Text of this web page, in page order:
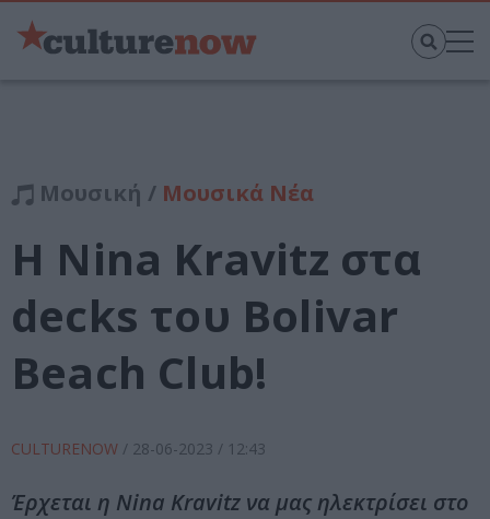
Μουσική / Μουσικά Νέα
Η Nina Kravitz στα
decks του Bolivar
Beach Club!
CULTURENOW / 28-06-2023 / 12:43
Έρχεται η Nina Kravitz να μας ηλεκτρίσει στο